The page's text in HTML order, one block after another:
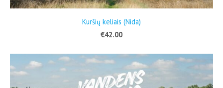
Kuršių keliais (Nida)
€42.00